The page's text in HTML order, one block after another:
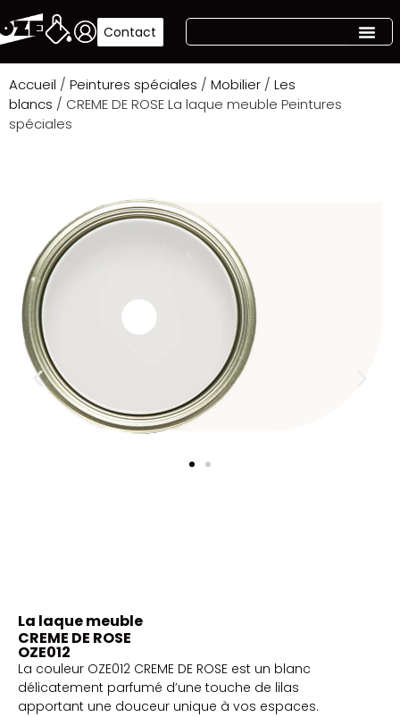
Contact
Accueil / Peintures spéciales / Mobilier / Les
blancs / CREME DE ROSE La laque meuble Peintures
spéciales
La laque meuble
CREME DE ROSE
OZE012
La couleur OZE012 CREME DE ROSE est un blanc
délicatement parfumé d’une touche de lilas
apportant une douceur unique à vos espaces.